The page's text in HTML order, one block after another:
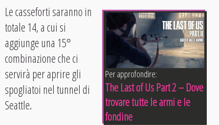
Per approfondire:
The Last of Us Part 2 – Dove
trovare tutte le armi e le
fondine
Le casseforti saranno in
totale 14, a cui si
aggiunge una 15°
combinazione che ci
servirà per aprire gli
spogliatoi nel tunnel di
Seattle.